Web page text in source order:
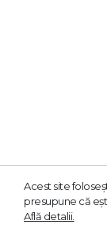
Acest site
presupune că
Află detalii.